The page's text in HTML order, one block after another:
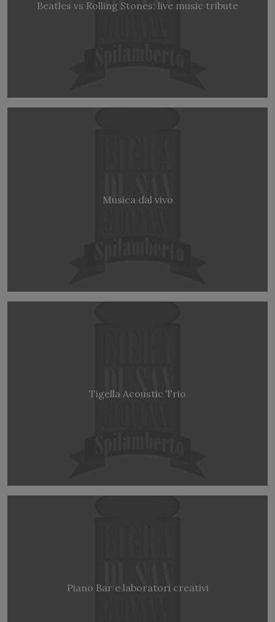
Beatles vs Rolling Stones: live music tribute
Musica dal vivo
Tigella Acoustic Trio
Piano Bar e laboratori creativi